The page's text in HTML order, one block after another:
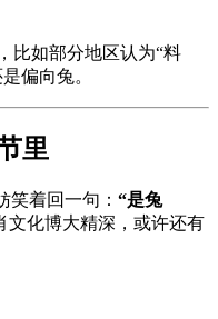
比如部分地区认为“料
偏向兔。
里
笑着回一句： “是兔
文化博大精深，或许还有